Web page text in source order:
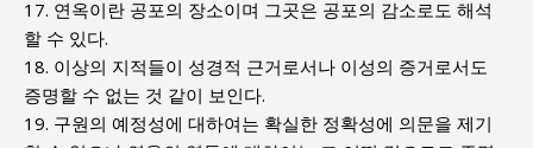
17. 연옥이란 공포의 장소이며 그곳은 공포의 감소로도 해석
할 수 있다.
18. 이상의 지적들이 성경적 근거로서나 이성의 증거로서도
증명할 수 없는 것 같이 보인다.
19. 구원의 예정성에 대하여는 확실한 정확성에 의문을 제기